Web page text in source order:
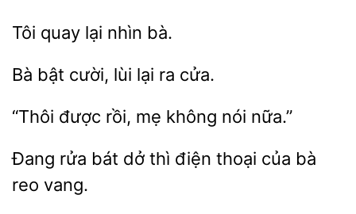
Tôi nhìn
Bà bật lại cửa.
rồi, mẹ không nữa.”
Đang rửa dở thì điện
của bà
reo